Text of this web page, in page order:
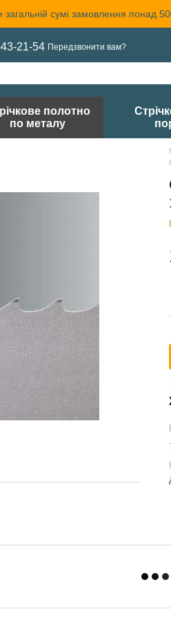
загальній сумі замовлення понад
21-54 Передзвонити вам?
полотно
по металу